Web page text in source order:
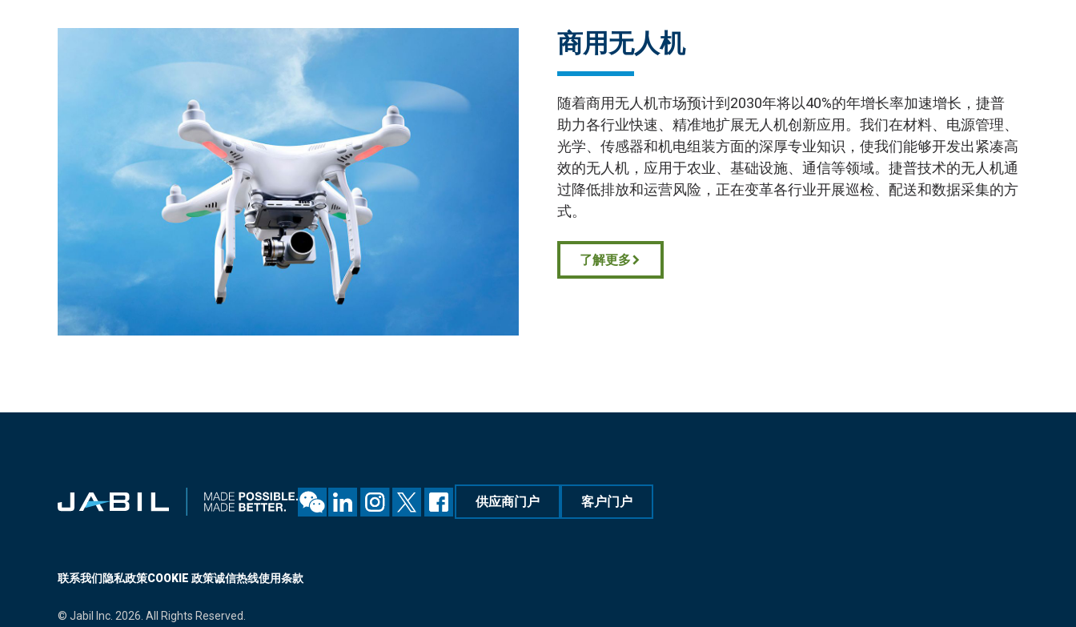
商用无人机
随着商用无人机市场预计到2030年将以40%的年增长率加速增长，捷普
助力各行业快速、精准地扩展无人机创新应用。我们在材料、电源管理、
光学、传感器和机电组装方面的深厚专业知识，使我们能够开发出紧凑高
效的无人机，应用于农业、基础设施、通信等领域。捷普技术的无人机通
过降低排放和运营风险，正在变革各行业开展巡检、配送和数据采集的方
式。
了解更多
供应商门户 客户门户
联系我们隐私政策COOKIE 政策诚信热线使用条款
© Jabil Inc. 2026. All Rights Reserved.